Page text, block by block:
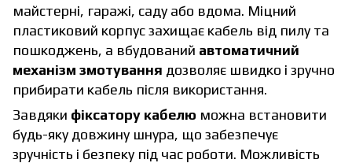
майстерні, гаражі, саду або вдома. Міцний
пластиковий корпус захищає кабель від пилу та
пошкоджень, а вбудований автоматичний
механізм змотування дозволяє швидко і зручно
прибирати кабель після використання.
Завдяки фіксатору кабелю можна встановити
будь-яку довжину шнура, що забезпечує
зручність і безпеку під час роботи. Можливість